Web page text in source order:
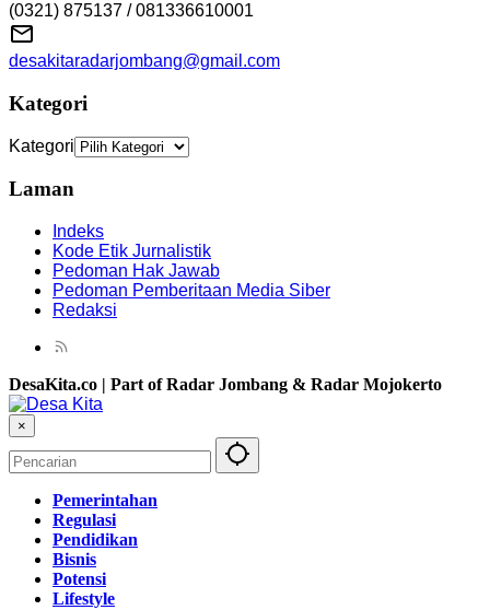
(0321) 875137 / 081336610001
desakitaradarjombang@gmail.com
Kategori
Kategori
Laman
Indeks
Kode Etik Jurnalistik
Pedoman Hak Jawab
Pedoman Pemberitaan Media Siber
Redaksi
DesaKita.co | Part of Radar Jombang & Radar Mojokerto
×
Pemerintahan
Regulasi
Pendidikan
Bisnis
Potensi
Lifestyle